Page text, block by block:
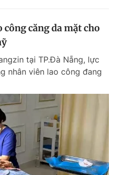
căng da mặt cho
tại TP.Đà Nẵng, lực
nhân viên lao công đang